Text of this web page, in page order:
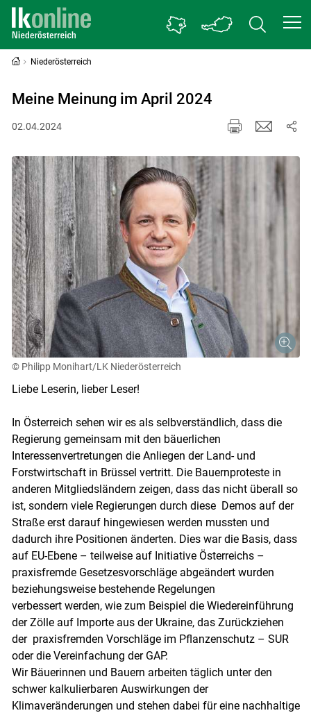
Skip to main content
Niederösterreich
Meine Meinung im April 2024
02.04.2024
© Philipp Monihart/LK Niederösterreich
Liebe Leserin, lieber Leser!
In Österreich sehen wir es als selbverständlich, dass die
Regierung gemeinsam mit den bäuerlichen
Interessenvertretungen die Anliegen der Land- und
Forstwirtschaft in Brüssel vertritt. Die Bauernproteste in
anderen Mitgliedsländern zeigen, dass das nicht überall so
ist, sondern viele Regierungen durch diese Demos auf der
Straße erst darauf hingewiesen werden mussten und
dadurch ihre Positionen änderten. Dies war die Basis, dass
auf EU-Ebene – teilweise auf Initiative Österreichs –
praxisfremde Gesetzesvorschläge abgeändert wurden
beziehungsweise bestehende Regelungen
verbessert werden, wie zum Beispiel die Wiedereinführung
der Zölle auf Importe aus der Ukraine, das Zurückziehen
der praxisfremden Vorschläge im Pflanzenschutz – SUR
oder die Vereinfachung der GAP.
Wir Bäuerinnen und Bauern arbeiten täglich unter den
schwer kalkulierbaren Auswirkungen der
Klimaveränderungen und stehen dabei für eine nachhaltige